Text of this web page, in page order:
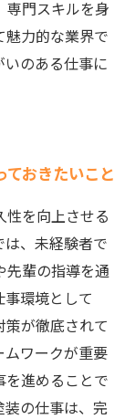
専門スキルを身
魅力的な業界で
のある仕事に
おきたいこと
を向上させる
、未経験者で
先輩の指導を通
環境として
が徹底されて
ムワークが重要
進めることで
の仕事は、完